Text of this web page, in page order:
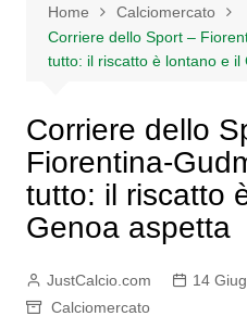
Home
Calciomercato
Corriere dello Sport –
tutto: il riscatto è lontano e il
Corriere dello
Fiorentina-
tutto: il riscatto
Genoa aspetta
JustCalcio.com
14
Calciomercato